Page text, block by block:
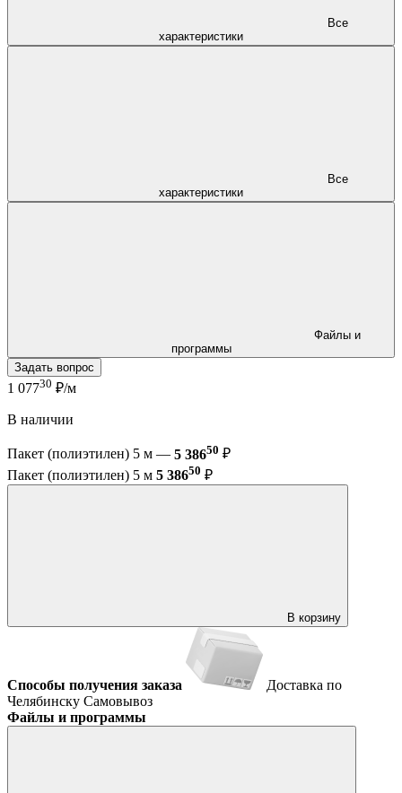
характеристики
характеристики
программы
Задать вопрос
1 07730 ₽/м
В наличии
Пакет (полиэтилен) 5 м — 5 38650 ₽
Пакет (полиэтилен) 5 м 5 38650 ₽
В корзину
Способы получения заказа
Доставка по
Челябинску Самовывоз
Файлы и программы